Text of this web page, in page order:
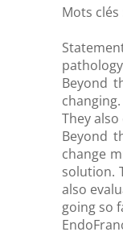
Mots
Beyond
They
Beyond
change
solution.
also
going so